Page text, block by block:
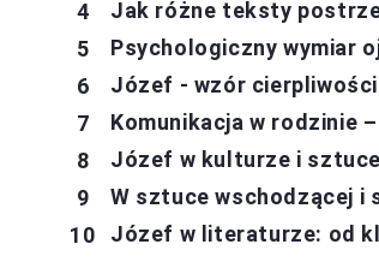
Jak różne teksty
Psychologiczny wymiar
Józef - wzór
Komunikacja w rodzinie
Józef w kulturze i
W sztuce wschodzącej i
Józef w literaturze: od